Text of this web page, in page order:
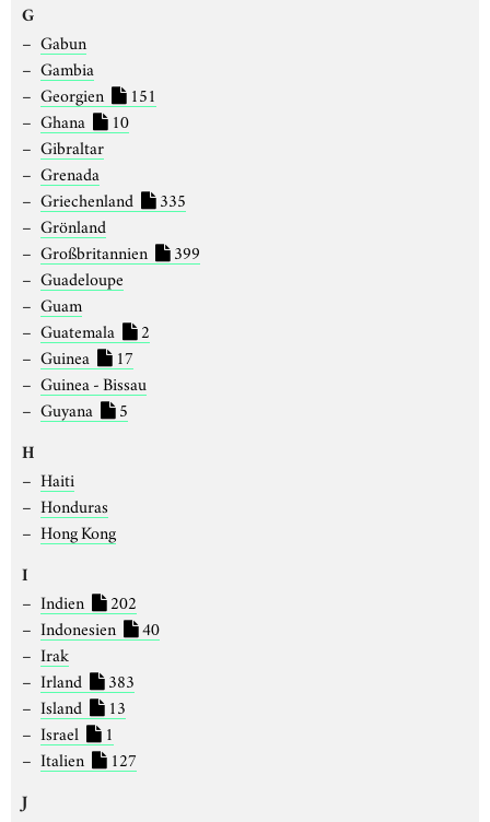
G
Gabun
Gambia
Georgien
151
Ghana
10
Gibraltar
Grenada
Griechenland
335
Grönland
Großbritannien
399
Guadeloupe
Guam
Guatemala
2
Guinea
17
Guinea - Bissau
Guyana
5
H
Haiti
Honduras
Hong Kong
I
Indien
202
Indonesien
40
Irak
Irland
383
Island
13
Israel
1
Italien
127
J